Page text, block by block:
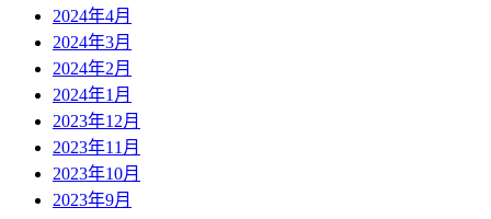
2024年4月
2024年3月
2024年2月
2024年1月
2023年12月
2023年11月
2023年10月
2023年9月